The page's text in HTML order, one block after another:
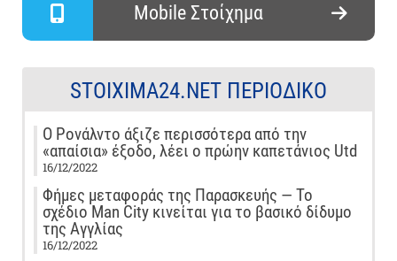
Mobile Στοίχημα
STOIXIMA24.NET ΠΕΡΙΟΔΙΚΌ
Ο Ρονάλντο άξιζε περισσότερα από την
«απαίσια» έξοδο, λέει ο πρώην καπετάνιος Utd
16/12/2022
Φήμες μεταφοράς της Παρασκευής — Το
σχέδιο Man City κινείται για το βασικό δίδυμο
της Αγγλίας
16/12/2022